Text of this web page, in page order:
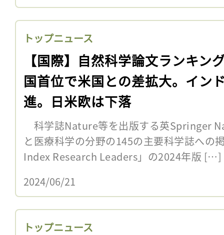
トップニュース
【国際】自然科学論文ランキン
国首位で米国との差拡大。イン
進。日米欧は下落
科学誌Nature等を出版する英Springer
と医療科学の分野の145の主要科学誌への
Index Research Leaders」の2024年版 […]
2024/06/21
トップニュース